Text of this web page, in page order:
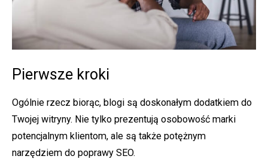
Pierwsze kroki
Ogólnie rzecz biorąc, blogi są doskonałym dodatkiem do
Twojej witryny. Nie tylko prezentują osobowość marki
potencjalnym klientom, ale są także potężnym
narzędziem do poprawy SEO.